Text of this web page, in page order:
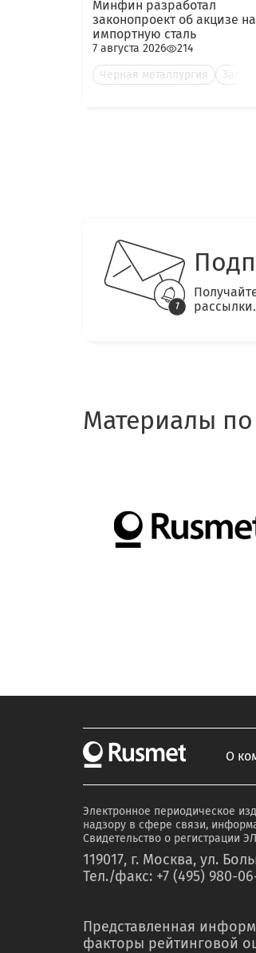
Минфин разработал
законопроект об акцизе на
импортную сталь
7 августа 2026
214
Черная металлургия
Зак
рассылки.
Материалы по
О
Электронное периодическое
надзору в сфере связи,
Свидетельство о регистрации
119017, г. Москва, ул.
Тел./факс: +7 (495) 980-
Представленная
факторы рейтинговой